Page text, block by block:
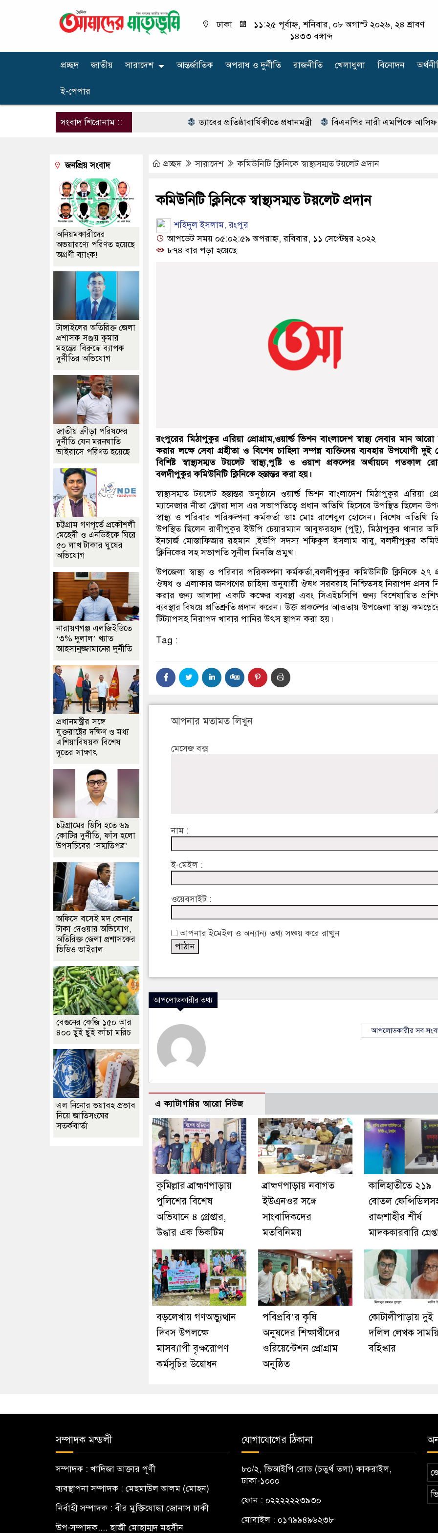
ঢাকা
১১:২৫ পূর্বাহ্ন, শনিবার, ০৮ অগাস্ট ২০২৬, ২৪ শ্রাবণ
১৪৩৩ বঙ্গাব্দ
প্রচ্ছদ জাতীয় সারাদেশ আন্তর্জাতিক অপরাধ ‍ও দুর্নীতি রাজনীতি খেলাধুলা বিনোদন
ই-পেপার
সংবাদ শিরোনাম :: ড্যাবের প্রতিষ্ঠাবার্ষিকীতে প্রধানমন্ত্রী বিএনপির নারী এমপিকে আসিফ
প্রচ্ছদ সারাদেশ কমিউনিটি ক্লিনিকে স্বাস্থ্যসম্মত টয়লেট প্রদান
কমিউনিটি ক্লিনিকে স্বাস্থ্যসম্মত টয়লেট প্রদান
শহিদুল ইসলাম, রংপুর
আপডেট সময় ০৫:০২:৫৯ অপরাহ্ন, রবিবার, ১১ সেপ্টেম্বর ২০২২
৮৭৪ বার পড়া হয়েছে
রংপুরের মিঠাপুকুর এরিয়া প্রোগ্রাম,ওয়ার্ল্ড ভিশন বাংলাদেশ স্বাস্থ্য সেবার মান আরো
করার লক্ষে সেবা গ্রহীতা ও বিশেষ চাহিদা সম্পন্ন ব্যক্তিদের ব্যবহার উপযোগী দুই
বিশিষ্ট স্বাস্থ্যসম্মত টয়লেট স্বাস্থ্য,পুষ্টি ও ওয়াশ প্রকল্পের অর্থায়নে গতকাল
বলদীপুকুর কমিউনিটি ক্লিনিকে হস্তান্তর করা হয়।
স্বাস্থ্যসম্মত টয়লেট হস্তান্তর অনুষ্ঠানে ওয়ার্ল্ড ভিশন বাংলাদেশ মিঠাপুকুর এরিয়া
ম্যানেজার নীতা ফ্লোরা দাস এর সভাপতিত্বে প্রধান অতিথি হিসেবে উপস্থিত ছিলেন
স্বাস্থ্য ও পরিবার পরিকল্পনা কর্মকর্তা ডাঃ মোঃ রাশেবুল হোসেন। বিশেষ অতিথি
উপস্থিত ছিলেন রাণীপুকুর ইউপি চেয়ারম্যান আবুফরহাদ (পুটু), মিঠাপুকুর থানার
ইনচার্জ মোস্তাফিজার রহমান ,ইউপি সদস্য শফিকুল ইসলাম বাবু, বলদীপুকুর
ক্লিনিকের সহ সভাপতি সুনীল মিনজি প্রমুখ।
উপজেলা স্বাস্থ্য ও পরিবার পরিকল্পনা কর্মকর্তা,বলদীপুকুর কমিউনিটি ক্লিনিকে ২৭
ঔষধ ও এলাকার জনগণের চাহিদা অনুযায়ী ঔষধ সরবরাহ নিশ্চিতসহ নিরাপদ প্রসব
করার জন্য আলাদা একটি কক্ষের ব্যবস্থা এবং সিএইচসিপি জন্য বিশেষায়িত
ব্যবস্থার বিষয়ে প্রতিশ্রুতি প্রদান করেন। উক্ত প্রকল্পের আওতায় উপজেলা স্বাস্থ্য
টিট্যাপসহ নিরাপদ খাবার পানির উৎস স্থাপন করা হয়।
Tag :
আপনার মতামত লিখুন
মেসেজ বক্স
নাম :
ই-মেইল :
ওয়েবসাইট :
আপনার ইমেইল ও অন্যান্য তথ্য সঞ্চয় করে রাখুন
আপলোডকারীর তথ্য
আপলোডকারীর সব
এ ক্যাটাগরির আরো নিউজ
কুমিল্লার ব্রাহ্মণপাড়ায়
পুলিশের বিশেষ
অভিযানে ৪ গ্রেপ্তার,
উদ্ধার এক ভিকটিম
ব্রাহ্মণপাড়ায় নবাগত
ইউএনওর সঙ্গে
সাংবাদিকদের
মতবিনিময়
কালিহাতীতে ২১৯
বোতল
রাজশাহীর শীর্ষ
মাদককারবারি
বড়লেখায় গণঅভ্যুত্থান
দিবস উপলক্ষে
মাসব্যাপী বৃক্ষরোপণ
কর্মসূচির উদ্বোধন
পবিপ্রবি’র কৃষি
অনুষদের শিক্ষার্থীদের
ওরিয়েন্টেশন প্রোগ্রাম
অনুষ্ঠিত
কোটালীপাড়ায় দুই
দলিল লেখক
বহিস্কার
জনপ্রিয় সংবাদ
অনিয়মকারীদের
অভয়ারণ্যে পরিণত হয়েছে
অগ্রণী ব্যাংক!
টাঙ্গাইলের অতিরিক্ত জেলা
প্রশাসক সঞ্জয় কুমার
মহন্তের বিরুদ্ধে ব্যাপক
দুর্নীতির অভিযোগ
জাতীয় ক্রীড়া পরিষদের
দুর্নীতি যেন মরনঘাতি
ভাইরাসে পরিণত হয়েছে
চট্টগ্রাম গণপূর্তে প্রকৌশলী
মেহেদী ও এনডিইকে ঘিরে
৫০ লাখ টাকার ঘুষের
অভিযোগ
নারায়ণগঞ্জ এলজিইডিতে
‘৩% দুলাল’ খ্যাত
আহসানুজ্জামানের দুর্নীতি
প্রধানমন্ত্রীর সঙ্গে
যুক্তরাষ্ট্রের দক্ষিণ ও মধ্য
এশিয়াবিষয়ক বিশেষ
দূতের সাক্ষাৎ
চট্টগ্রামের ডিসি হতে ৬৯
কোটির দুর্নীতি, ফাঁস হলো
উপসচিবের ‘সম্মতিপত্র’
অফিসে বসেই মদ কেনার
টাকা দেওয়ার অভিযোগ,
অতিরিক্ত জেলা প্রশাসকের
ভিডিও ভাইরাল
বেগুনের কেজি ১৫০ আর
৪০০ ছুঁই ছুঁই কাঁচা মরিচ
এল নিনোর ভয়াবহ প্রভাব
নিয়ে জাতিসংঘের
সতর্কবার্তা
সম্পাদক মন্ডলী
সম্পাদক : খাদিজা আক্তার পূর্ণী
ব্যবস্থাপনা সম্পাদক : মেছমাউল আলম (মোহন)
নির্বাহী সম্পাদক : বীর মুক্তিযোদ্ধা জোনাস ঢাকী
উপ-সম্পাদক.... হাজী মোহাম্মদ মহসীন
যোগাযোগের ঠিকানা
৮০/২, ভিআইপি রোড (চতুর্থ তলা) কাকরাইল,
ঢাকা-১০০০
ফোন : ০২২২২২২৩৯৩০
মোবাইল : ০১৭৯৯৪৯৬২৩৮